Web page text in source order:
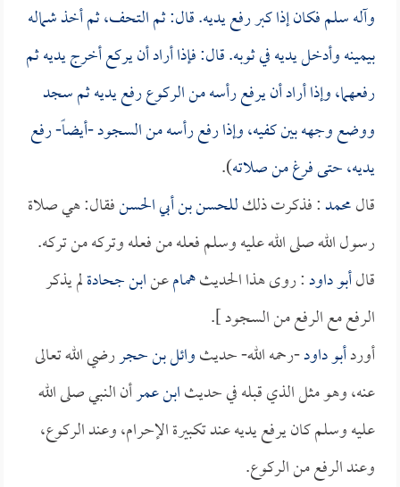
وآله سلم فكان إذا كبر رفع يديه. قال: ثم التحف، ثم أخذ شماله
بيمينه وأدخل يديه في ثوبه. قال: فإذا أراد أن يركع أخرج يديه ثم
رفعهما، وإذا أراد أن يرفع رأسه من الركوع رفع يديه ثم سجد
ووضع وجهه بين كفيه، وإذا رفع رأسه من السجود -أيضاً- رفع
يديه، حتى فرغ من صلاته).
قالمحمد: فذكرت ذلكللحسن بن أبي الحسنفقال: هي صلاة
رسول الله صلى الله عليه وسلم فعله من فعله وتركه من تركه.
قالأبو داود: روى هذا الحديثهمامعنابن جحادةلم يذكر
الرفع مع الرفع من السجود ].
أوردأبو داود-رحمه الله- حديثوائل بن حجررضي الله تعالى
عنه، وهو مثل الذي قبله في حديثابن عمرأن النبي صلى الله
عليه وسلم كان يرفع يديه عند تكبيرة الإحرام، وعند الركوع،
وعند الرفع من الركوع.